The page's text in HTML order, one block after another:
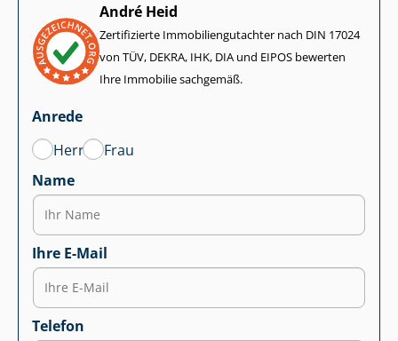
André Heid
Zertifizierte Im­mo­bi­li­en­gut­ach­ter nach DIN 17024
von TÜV, DEKRA, IHK, DIA und EIPOS bewerten
Ihre Immobilie sachgemäß.
Anrede
Herr
Frau
Name
Ihre E-Mail
Telefon